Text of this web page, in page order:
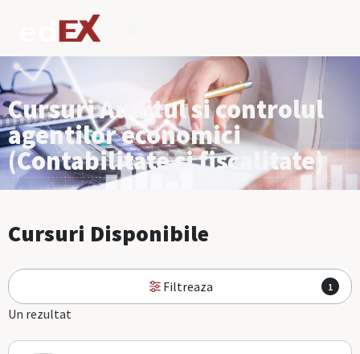
Cursuri Auditul si controlul
agentilor economici
(Contabilitate si fiscalitate)
Cursuri Disponibile
Filtreaza 1
Un rezultat